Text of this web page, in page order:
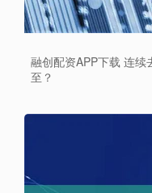
融创配资APP下载 连续
至？